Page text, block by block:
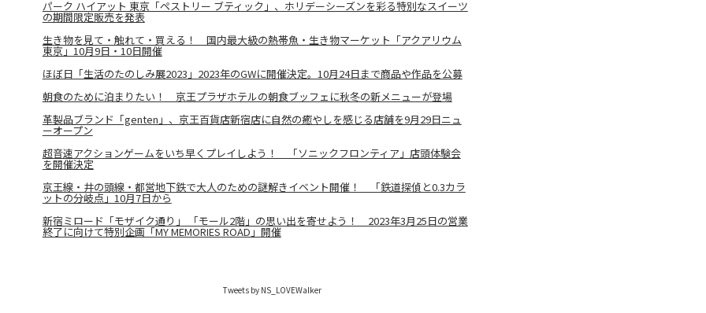
パーク ハイアット 東京「ペストリー ブティック」、ホリデーシーズンを彩る特別なスイーツ
の期間限定販売を発表
生き物を見て・触れて・買える！ 国内最大級の熱帯魚・生き物マーケット「アクアリウム
東京」10月9日・10日開催
ほぼ日「生活のたのしみ展2023」2023年のGWに開催決定。10月24日まで商品や作品を公募
朝食のために泊まりたい！ 京王プラザホテルの朝食ブッフェに秋冬の新メニューが登場
革製品ブランド「genten」、京王百貨店新宿店に自然の癒やしを感じる店舗を9⽉29⽇ニュ
ーオープン
超音速アクションゲームをいち早くプレイしよう！ 「ソニックフロンティア」店頭体験会
を開催決定
京王線・井の頭線・都営地下鉄で大人のための謎解きイベント開催！ 「鉄道探偵と0.3カラ
ットの分岐点」10月7日から
新宿ミロード「モザイク通り」 「モール2階」の思い出を寄せよう！ 2023年3月25日の営業
終了に向けて特別企画「MY MEMORIES ROAD」開催
Tweets by NS_LOVEWalker